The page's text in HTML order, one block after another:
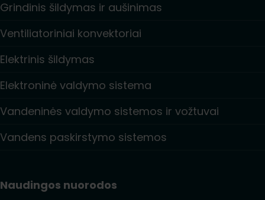
Grindinis šildymas ir aušinimas
Ventiliatoriniai konvektoriai
Elektrinis šildymas
Elektroninė valdymo sistema
Vandeninės valdymo sistemos ir vožtuvai
Vandens paskirstymo sistemos
Naudingos nuorodos